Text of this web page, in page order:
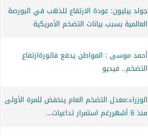
جولد بيليون: عودة الارتفاع للذهب في البورصة
العالمية بسبب بيانات التضخم الأمريكية
أحمد موسى : المواطن يدفع فاتورةارتفاع
التضخم.. فيديو
الوزراء:معدل التضخم العام ينخفض للمرة الأولى
منذ 6 أشهررغم استمرار تداعيات...